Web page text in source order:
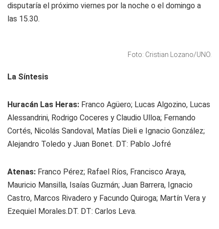
disputaría el próximo viernes por la noche o el domingo a
las 15.30.
Foto: Cristian Lozano/UNO.
La Síntesis
Huracán Las Heras: Franco Agüero; Lucas Algozino, Lucas
Alessandrini, Rodrigo Coceres y Claudio Ulloa; Fernando
Cortés, Nicolás Sandoval, Matías Dieli e Ignacio González;
Alejandro Toledo y Juan Bonet. DT: Pablo Jofré
Atenas: Franco Pérez; Rafael Ríos, Francisco Araya,
Mauricio Mansilla, Isaías Guzmán; Juan Barrera, Ignacio
Castro, Marcos Rivadero y Facundo Quiroga; Martín Vera y
Ezequiel Morales.DT. DT: Carlos Leva.